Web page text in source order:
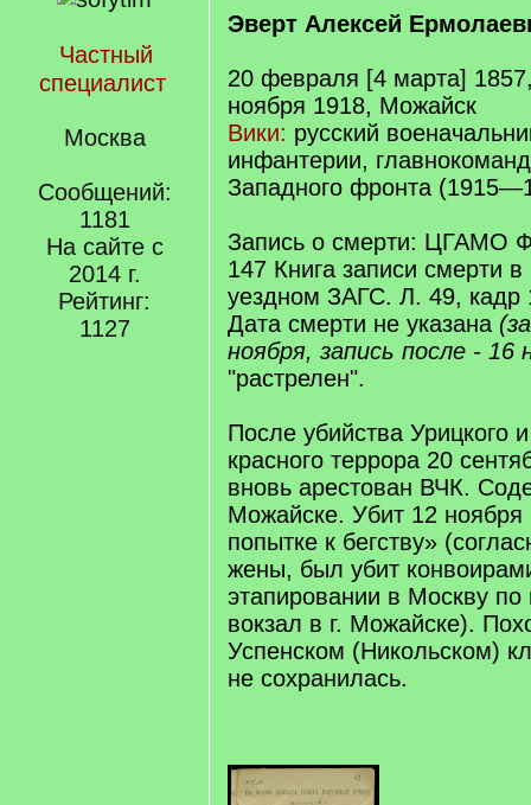
Частный
специалист
Москва
Сообщений:
1181
На сайте с
2014 г.
Рейтинг:
1127
Эверт Алексей
20 февраля [4 марта]
ноября 1918, Можайск
Вики: русский
инфантерии,
Западного фронта
Запись о смерти: ЦГАМО
147 Книга записи смерти
уездном ЗАГС. Л. 49, кадр
Дата смерти не указана
ноября, запись после - 16
"растрелен".
После убийства Урицкого
красного террора 20
вновь арестован ВЧК.
Можайске. Убит 12 ноября
попытке к бегству»
жены, был убит
этапировании в Москву
вокзал в г. Можайске).
Успенском (Никольском)
не сохранилась.